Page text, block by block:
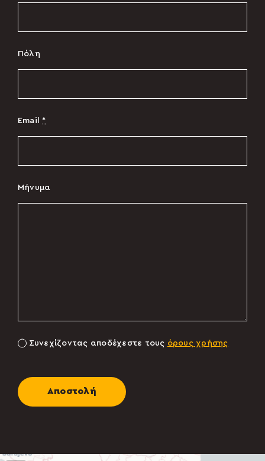
Πόλη
Email*
Μήνυμα
Συνεχίζοντας αποδέχεστε τους όρους χρήσης
Αποστολή